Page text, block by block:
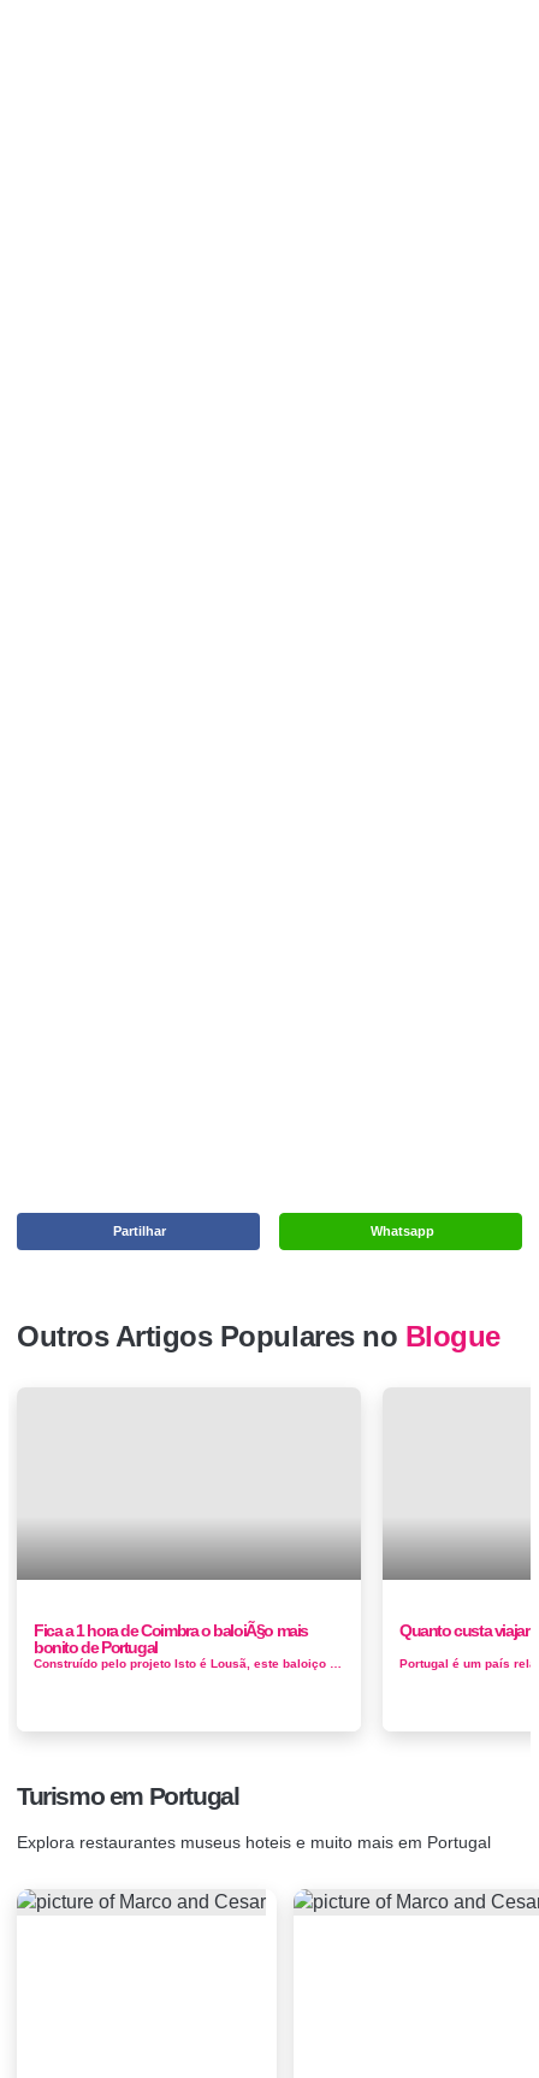
Whatsapp
Partilhar
Outros Artigos Populares no Blogue
Fica a 1 hora de Coimbra o baloiÃ§o mais
bonito de Portugal
Construído pelo projeto Isto é Lousã, este baloiço fica no Alto de Trevim, o ponto mais alto da Serra da Lousã, no ...
Quanto custa viajar
Turismo em Portugal
Explora restaurantes museus hoteis e muito mais em Portugal